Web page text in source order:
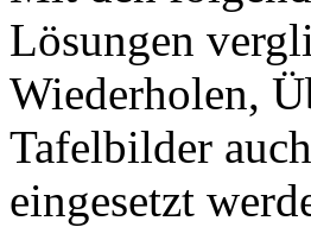
Lösungen
Wiederholen,
Tafelbilder
eingesetzt